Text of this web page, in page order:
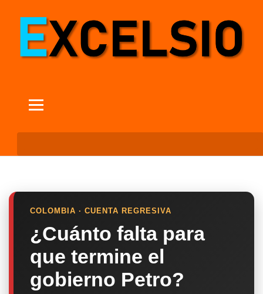
COLOMBIA · CUENTA REGRESIVA
¿Cuánto falta para
que termine el
gobierno Petro?